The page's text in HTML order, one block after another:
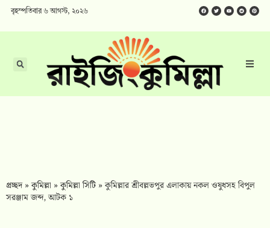
বৃহস্পতিবার ৬ আগস্ট, ২০২৬
প্রচ্ছদ»কুমিল্লা »কুমিল্লা সিটি »কুমিল্লার শ্রীবল্লভপুর এলাকায় নকল ওষুধসহ বিপুল
সরঞ্জাম জব্দ, আটক ১